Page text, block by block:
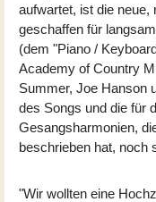
aufwartet, ist die
geschaffen für
(dem "Piano /
Academy of Country
Summer, Joe Hanson
des Songs und die für
Gesangsharmonien,
beschrieben hat, noch
"Wir wollten eine